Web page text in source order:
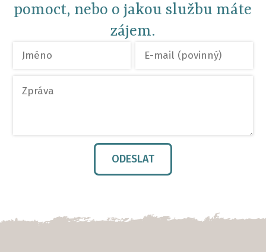
pomoct, nebo o jakou službu máte
zájem.
ODESLAT